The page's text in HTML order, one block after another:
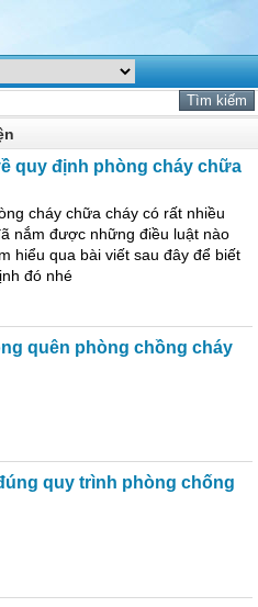
quy định phòng cháy chữa
cháy chữa cháy có rất nhiều
nắm được những điều luật nào
hiểu qua bài viết sau đây để biết
đó nhé
quên phòng chồng cháy
quy trình phòng chống